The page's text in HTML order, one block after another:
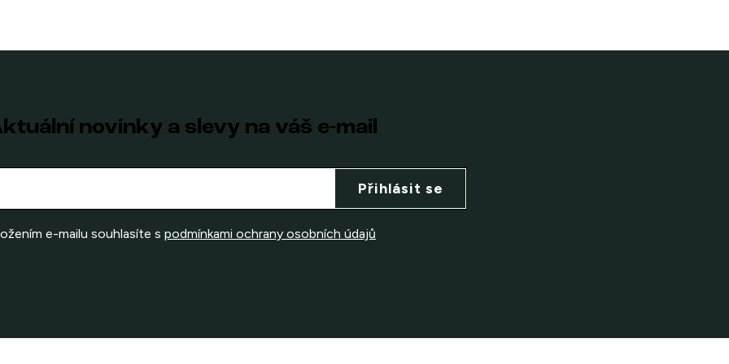
novinky a slevy na váš e-mail
e-mailu souhlasíte s podmínkami ochrany osobních údajů
Přihlásit se